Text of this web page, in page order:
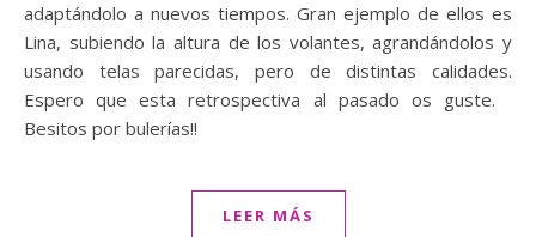
adaptándolo a nuevos tiempos. Gran ejemplo de ellos es
Lina, subiendo la altura de los volantes, agrandándolos y
usando telas parecidas, pero de distintas calidades.
Espero que esta retrospectiva al pasado os guste.
Besitos por bulerías!!
LEER MÁS